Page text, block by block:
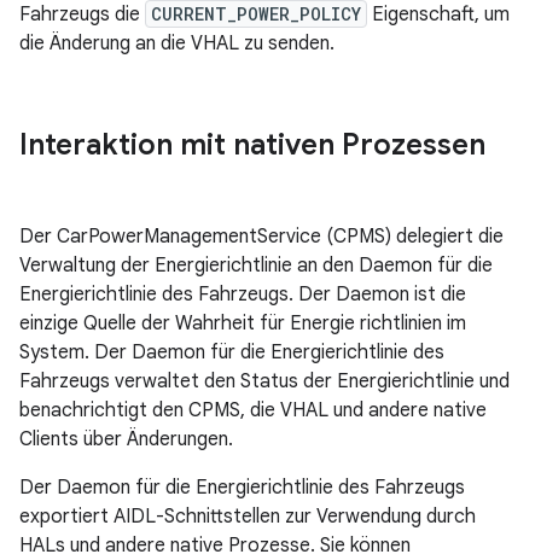
Fahrzeugs die CURRENT_POWER_POLICY Eigenschaft, um
die Änderung an die VHAL zu senden.
Interaktion mit nativen Prozessen
Der CarPowerManagementService (CPMS) delegiert die
Verwaltung der Energierichtlinie an den Daemon für die
Energierichtlinie des Fahrzeugs. Der Daemon ist die
einzige Quelle der Wahrheit für Energie richtlinien im
System. Der Daemon für die Energierichtlinie des
Fahrzeugs verwaltet den Status der Energierichtlinie und
benachrichtigt den CPMS, die VHAL und andere native
Clients über Änderungen.
Der Daemon für die Energierichtlinie des Fahrzeugs
exportiert AIDL-Schnittstellen zur Verwendung durch
HALs und andere native Prozesse. Sie können